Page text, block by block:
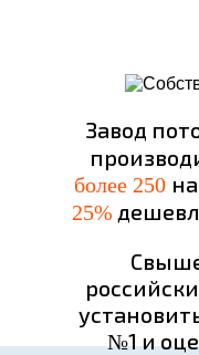
Завод
более 250
25%
№1 и